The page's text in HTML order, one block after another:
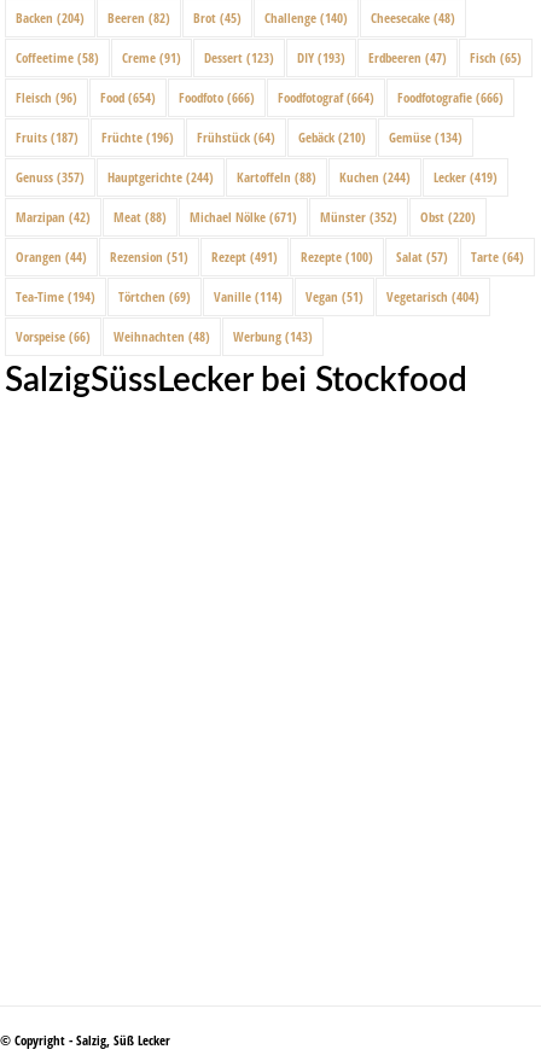
Backen (204) Beeren (82) Brot (45) Challenge (140) Cheesecake (48)
Coffeetime (58) Creme (91) Dessert (123) DIY (193) Erdbeeren (47) Fisch (65)
Fleisch (96) Food (654) Foodfoto (666) Foodfotograf(664) Foodfotografie (666)
Fruits (187) Früchte (196) Frühstück (64) Gebäck (210) Gemüse (134)
Genuss (357) Hauptgerichte (244) Kartoffeln (88) Kuchen (244) Lecker (419)
Marzipan (42) Meat (88) Michael Nölke (671) Münster (352) Obst (220)
Orangen (44) Rezension (51) Rezept (491) Rezepte (100) Salat (57) Tarte (64)
Tea-Time (194) Törtchen (69) Vanille (114) Vegan (51) Vegetarisch (404)
Vorspeise (66) Weihnachten (48) Werbung (143)
SalzigSüssLecker bei Stockfood
© Copyright - Salzig, Süß Lecker